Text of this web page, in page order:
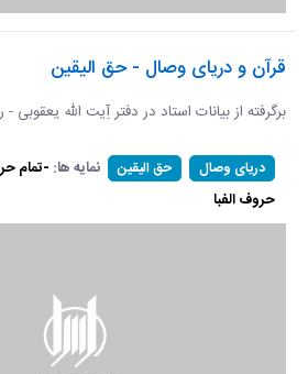
قرآن و دریای وصال - حق الیقین
برگرفته از بیانات استاد در دفتر آِیت الله یعقوبی -
دریای وصال حق الیقین نمایه ها: -تمام
حروف الفبا